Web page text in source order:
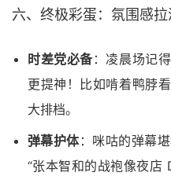
六、终极彩蛋：氛围感
时差党必备：凌晨场记
更提神！比如啃着鸭脖
大排档。
弹幕护体：咪咕的弹幕
“张本智和的战袍像夜店